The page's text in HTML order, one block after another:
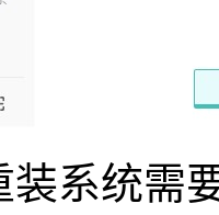
统需要